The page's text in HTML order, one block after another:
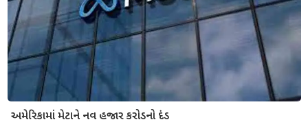
અમેરિકામાં મેટાને નવ હજાર કરોડનો દંડ